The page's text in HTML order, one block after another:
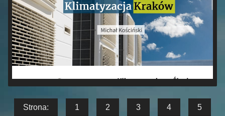
Strona: 1 2 3 4 5